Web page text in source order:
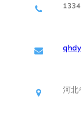
河北